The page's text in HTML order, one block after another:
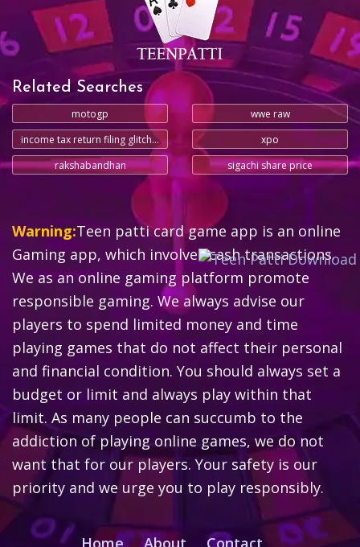
Related Searches
motogp
wwe raw
income tax return filing glitches
xpo
rakshabandhan
sigachi share price
Warning:Teen patti card game app is an online
Gaming app, which involves cash transactions.
We as an online gaming platform promote
responsible gaming. We always advise our
players to spend limited money and time
playing games that do not affect their personal
and financial condition. You should always set a
budget or limit and always play within that
limit. As many people can succumb to the
addiction of playing online games, we do not
want that for our players. Your safety is our
priority and we urge you to play responsibly.
Home About Contact